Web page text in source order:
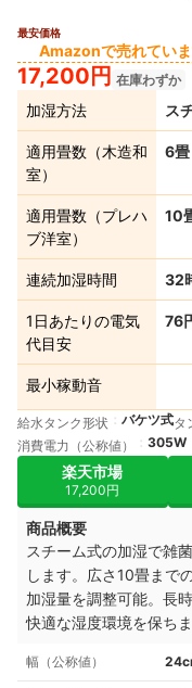
最安価格
Amazonで売れていま
17,200円 在庫わずか
加湿方法 ス
適用畳数（木造和
室）
6畳
適用畳数（プレハ
ブ洋室）
10
連続加湿時間 32
1日あたりの電気
代目安
76
最小稼動音
給水タンク形状 バケツ式タ
消費電力（公称値）
305W
楽天市場
17,200円
商品概要
スチーム式の加湿で雑
します。広さ10畳まで
加湿量を調整可能。長
快適な湿度環境を保ちま
幅（公称値）